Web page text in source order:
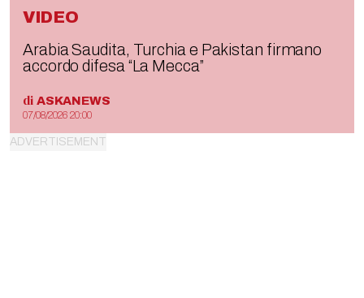
VIDEO
Arabia Saudita, Turchia e Pakistan firmano
accordo difesa “La Mecca”
di ASKANEWS
07/08/2026 20:00